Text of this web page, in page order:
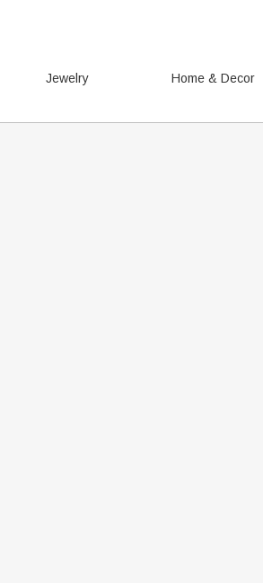
Jewelry Home & Decor